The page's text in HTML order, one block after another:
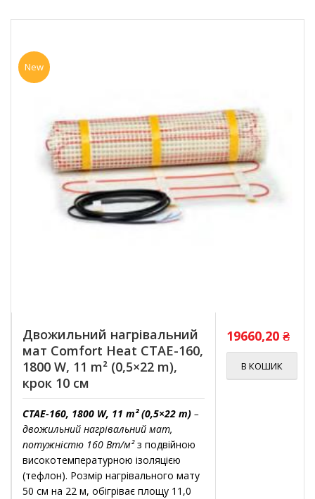
New
Двожильний нагрівальний
мат Comfort Heat CTAE-160,
1800 W, 11 m² (0,5×22 m),
крок 10 см
CTAE-160, 1800 W, 11 m² (0,5×22 m) –
двожильний нагрівальний мат,
потужністю 160 Вт/м²з подвійною
високотемпературною ізоляцією
(тефлон). Розмір нагрівального мату
50 см на 22 м, обігріває площу 11,0
19660,20₴
В КОШИК